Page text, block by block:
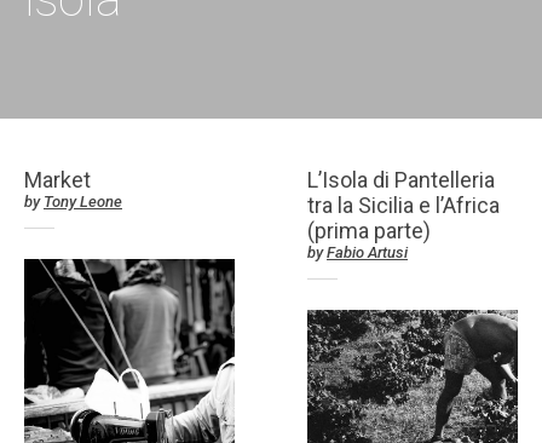
Market
by Tony Leone
L’Isola di Pantelleria
tra la Sicilia e l’Africa
(prima parte)
byFabio Artusi